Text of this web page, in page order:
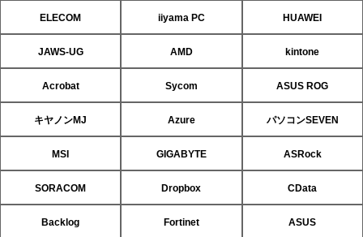
ELECOM iiyama PC HUAWEI
JAWS-UG AMD kintone
Acrobat Sycom ASUS ROG
キヤノンMJ Azure パソコンSEVEN
MSI GIGABYTE ASRock
SORACOM Dropbox CData
Backlog Fortinet ASUS